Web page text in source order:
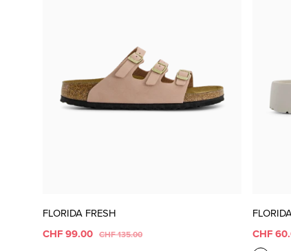
FLORIDA FRESH
CHF 99.00 CHF 135.00
CHF